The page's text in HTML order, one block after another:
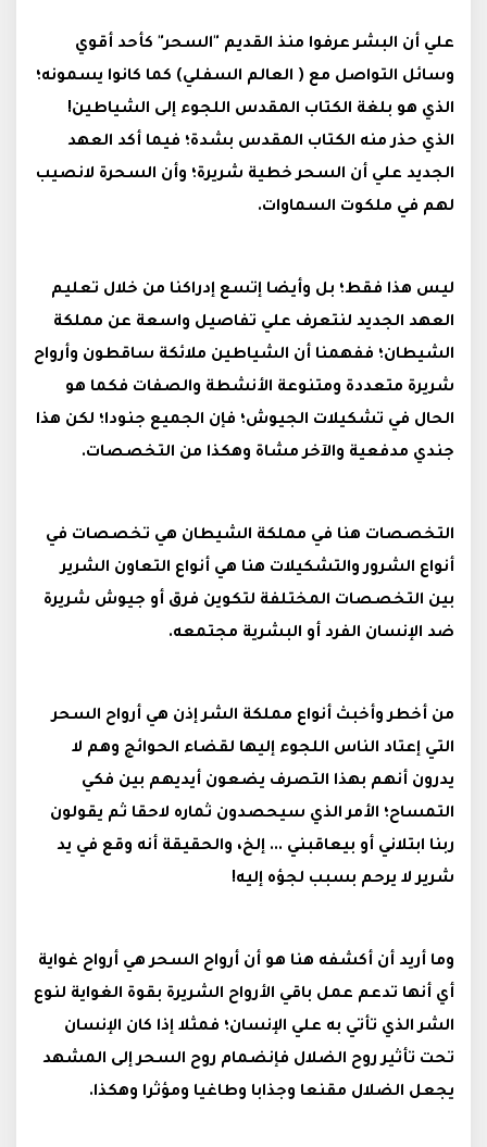
علي أن البشر عرفوا منذ القديم "السحر" كأحد أقوي
وسائل التواصل مع ( العالم السفلي) كما كانوا يسمونه؛
الذي هو بلغة الكتاب المقدس اللجوء إلى الشياطين!
الذي حذر منه الكتاب المقدس بشدة؛ فيما أكد العهد
الجديد علي أن السحر خطية شريرة؛ وأن السحرة لانصيب
لهم في ملكوت السماوات.
ليس هذا فقط؛ بل وأيضا إتسع إدراكنا من خلال تعليم
العهد الجديد لنتعرف علي تفاصيل واسعة عن مملكة
الشيطان؛ ففهمنا أن الشياطين ملائكة ساقطون وأرواح
شريرة متعددة ومتنوعة الأنشطة والصفات فكما هو
الحال في تشكيلات الجيوش؛ فإن الجميع جنودا؛ لكن هذا
جندي مدفعية والآخر مشاة وهكذا من التخصصات.
التخصصات هنا في مملكة الشيطان هي تخصصات في
أنواع الشرور والتشكيلات هنا هي أنواع التعاون الشرير
بين التخصصات المختلفة لتكوين فرق أو جيوش شريرة
ضد الإنسان الفرد أو البشرية مجتمعه.
من أخطر وأخبث أنواع مملكة الشر إذن هي أرواح السحر
التي إعتاد الناس اللجوء إليها لقضاء الحوائج وهم لا
يدرون أنهم بهذا التصرف يضعون أيديهم بين فكي
التمساح؛ الأمر الذي سيحصدون ثماره لاحقا ثم يقولون
ربنا ابتلاني أو بيعاقبني ... إلخ، والحقيقة أنه وقع في يد
شرير لا يرحم بسبب لجؤه إليه!
وما أريد أن أكشفه هنا هو أن أرواح السحر هي أرواح غواية
أي أنها تدعم عمل باقي الأرواح الشريرة بقوة الغواية لنوع
الشر الذي تأتي به علي الإنسان؛ فمثلا إذا كان الإنسان
تحت تأثير روح الضلال فإنضمام روح السحر إلى المشهد
يجعل الضلال مقنعا وجذابا وطاغيا ومؤثرا وهكذا.